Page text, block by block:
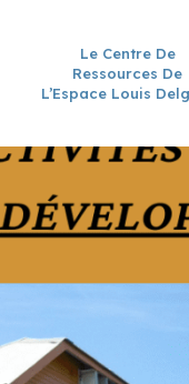
Le Centre De
Ressources De
L’Espace Louis